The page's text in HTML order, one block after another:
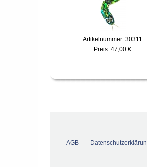
Artikelnummer: 30311
Preis: 47,00 €
AGB